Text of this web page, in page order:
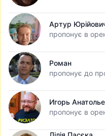
Артур
пропонує в
Роман
пропонує до
Игорь
пропонує в